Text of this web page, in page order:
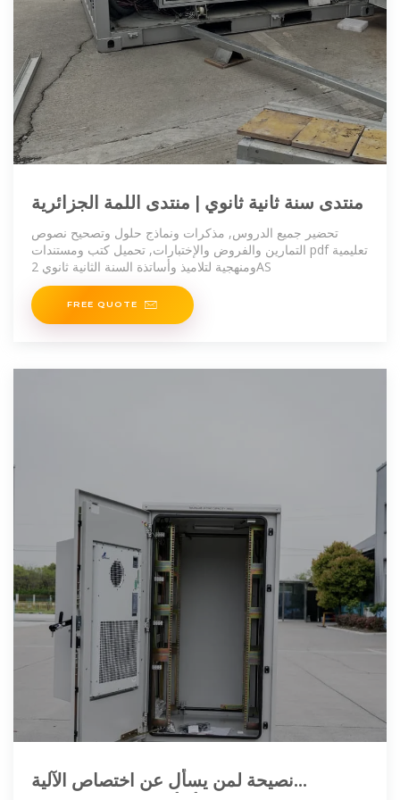
منتدى سنة ثانية ثانوي | منتدى اللمة الجزائرية
تحضير جميع الدروس, مذكرات ونماذج حلول وتصحيح نصوص
التمارين والفروض والإختبارات, تحميل كتب ومستندات pdf تعليمية
ومنهجية لتلاميذ وأساتذة السنة الثانية ثانوي 2AS
FREE QUOTE
نصيحة لمن يسأل عن اختصاص الآلية